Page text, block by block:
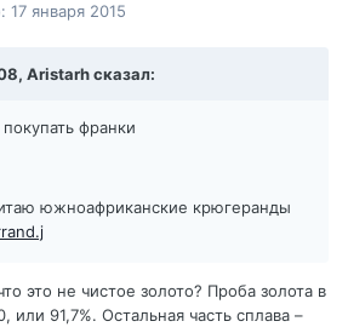
17 января 2015
Aristarh сказал:
франки
южноафриканские крюгеранды
это не чистое золото? Проба золота в
или 91,7%. Остальная часть сплава –